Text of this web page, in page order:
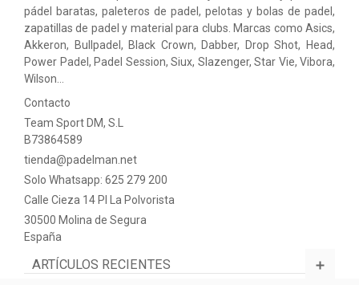
pádel baratas, paleteros de padel, pelotas y bolas de padel,
zapatillas de padel y material para clubs. Marcas como Asics,
Akkeron, Bullpadel, Black Crown, Dabber, Drop Shot, Head,
Power Padel, Padel Session, Siux, Slazenger, Star Vie, Vibora,
Wilson…
Contacto
Team Sport DM, S.L
B73864589
tienda@padelman.net
Solo Whatsapp: 625 279 200
Calle Cieza 14 PI La Polvorista
30500 Molina de Segura
España
ARTÍCULOS RECIENTES